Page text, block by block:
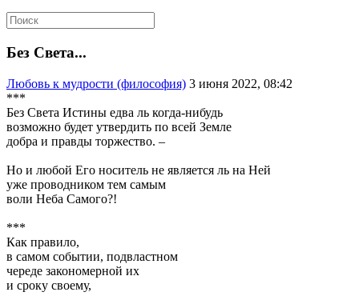
Без Света...
Любовь к мудрости (философия) 3 июня 2022, 08:42
***
Без Света Истины едва ль когда-нибудь
возможно будет утвердить по всей Земле
добра и правды торжество. –
Но и любой Его носитель не является ль на Ней
уже проводником тем самым
воли Неба Самого?!
***
Как правило,
в самом событии, подвластном
череде закономерной их
и сроку своему,